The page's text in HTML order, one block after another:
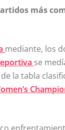
más
mediante, los
se
la tabla